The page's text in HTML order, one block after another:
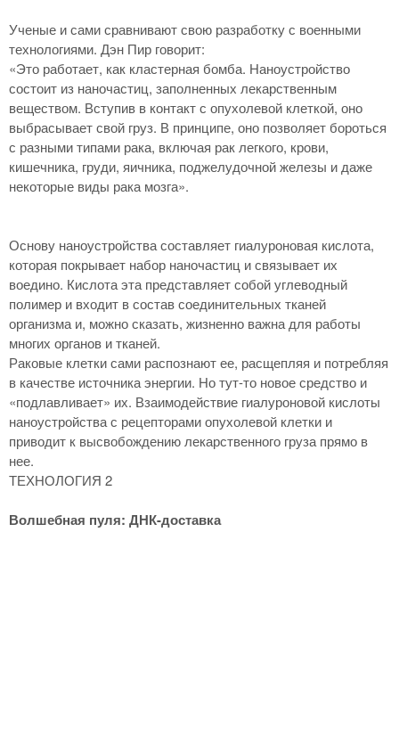
Ученые и сами сравнивают свою разработку с военными
технологиями. Дэн Пир говорит:
«Это работает, как кластерная бомба. Наноустройство
состоит из наночастиц, заполненных лекарственным
веществом. Вступив в контакт с опухолевой клеткой, оно
выбрасывает свой груз. В принципе, оно позволяет бороться
с разными типами рака, включая рак легкого, крови,
кишечника, груди, яичника, поджелудочной железы и даже
некоторые виды рака мозга».
Основу наноустройства составляет гиалуроновая кислота,
которая покрывает набор наночастиц и связывает их
воедино. Кислота эта представляет собой углеводный
полимер и входит в состав соединительных тканей
организма и, можно сказать, жизненно важна для работы
многих органов и тканей.
Раковые клетки сами распознают ее, расщепляя и потребляя
в качестве источника энергии. Но тут-то новое средство и
«подлавливает» их. Взаимодействие гиалуроновой кислоты
наноустройства с рецепторами опухолевой клетки и
приводит к высвобождению лекарственного груза прямо в
нее.
ТЕХНОЛОГИЯ 2
Волшебная пуля: ДНК-доставка